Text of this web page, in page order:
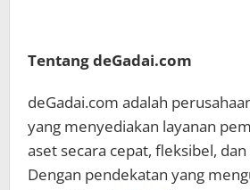
Tentang deGadai.com
deGadai.com adalah
yang menyediakan layanan
aset secara cepat, fleksibel,
Dengan pendekatan yang